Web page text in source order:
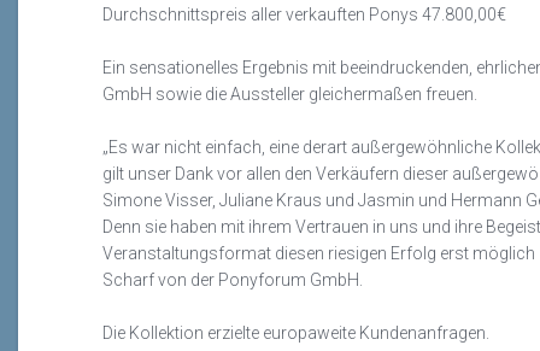
Durchschnittspreis aller verkauften Ponys 47.800,00€
Ein sensationelles Ergebnis mit beeindruckenden,
GmbH sowie die Aussteller gleichermaßen freuen.
„Es war nicht einfach, eine derart außergewöhnliche
gilt unser Dankvor allen den Verkäufern dieser
Simone Visser, Juliane Kraus und Jasmin und Hermann
Denn sie haben mit ihrem Vertrauen in uns und ihre
Veranstaltungsformat diesen riesigen Erfolg erst möglich
Scharf von der Ponyforum GmbH.
Die Kollektion erzielte europaweite Kundenanfragen.